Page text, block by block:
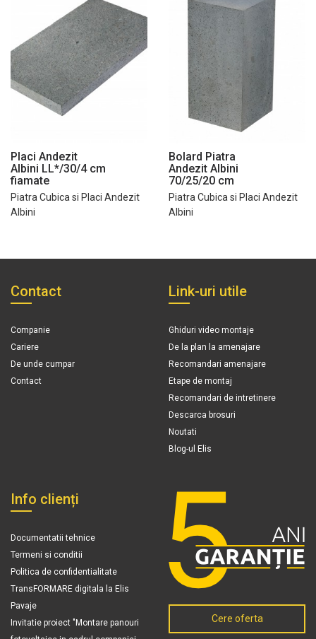
Placi Andezit
Albini LL*/30/4 cm
fiamate
Piatra Cubica si Placi Andezit
Albini
Bolard Piatra
Andezit Albini
70/25/20 cm
Piatra Cubica si Placi Andezit
Albini
Contact
Companie
Cariere
De unde cumpar
Contact
Link-uri utile
Ghiduri video montaje
De la plan la amenajare
Recomandari amenajare
Etape de montaj
Recomandari de intretinere
Descarca brosuri
Noutati
Blog-ul Elis
Info clienți
Documentatii tehnice
Termeni si conditii
Politica de confidentialitate
TransFORMARE digitala la Elis
Pavaje
Invitatie proiect "Montare panouri
Cere oferta